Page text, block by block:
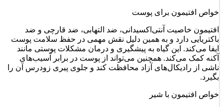
خواص افتیمون برای پوست
افتیمون خاصیت آنتی‌اکسیدانی، ضد التهابی، ضد قارچی و ضد
باکتریایی دارد و به همین دلیل نقش مهمی در حفظ سلامت پوست
ایفا ‌می‌کند. این گیاه به پیشگیری و درمان مشکلات پوستی مانند
آکنه کمک می‌کند. همچنین می‌تواند از پوست در برابر آسیب‌های
ناشی از رادیکال‌های آزاد محافظت کند و جلوی پیری زودرس آن را
بگیرد.
خواص افتیمون با شیر